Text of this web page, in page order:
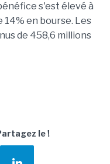
s'est élevé à
14% en bourse. Les
de 458,6 millions
le !